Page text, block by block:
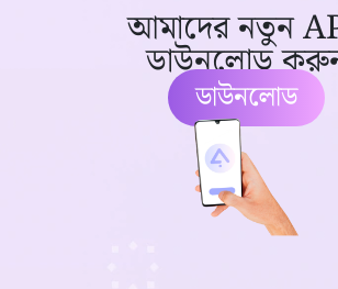
আমাদের নতুন
ডাউনলোড
ডাউনলোড